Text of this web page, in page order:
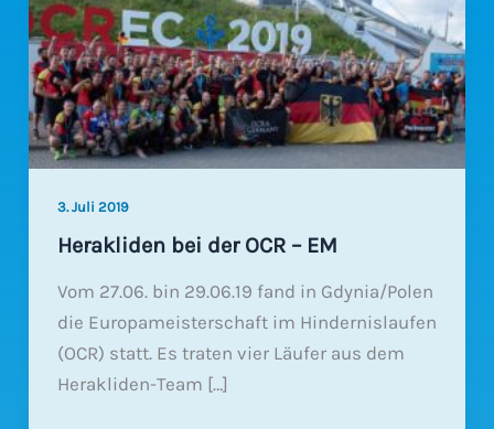
3. Juli 2019
Herakliden bei der OCR – EM
Vom 27.06. bin 29.06.19 fand in Gdynia/Polen
die Europameisterschaft im Hindernislaufen
(OCR) statt. Es traten vier Läufer aus dem
Herakliden-Team […]